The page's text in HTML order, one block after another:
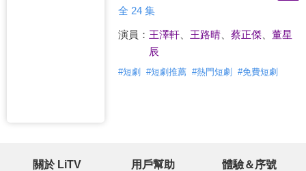
全 24 集
演員： 王澤軒、 王路晴、 蔡正傑、 董星
辰
#短劇 #短劇推薦 #熱門短劇 #免費短劇
關於 LiTV 用戶幫助 體驗＆序號